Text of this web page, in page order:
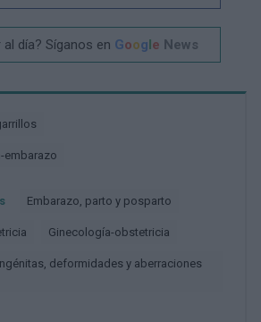
al día? Síganos en Google News
embarazo
Embarazo, parto y posparto
Ginecología-obstetricia